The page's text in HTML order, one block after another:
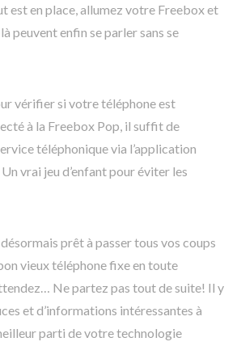
est en place, allumez votre Freebox et
peuvent enfin se parler sans se
vérifier si votre téléphone est
à la Freebox Pop, il suffit de
téléphonique via l’application
vrai jeu d’enfant pour éviter les
prêt à passer tous vos coups
vieux téléphone fixe en toute
Ne partez pas tout de suite! Il y
et d’informations intéressantes à
parti de votre technologie